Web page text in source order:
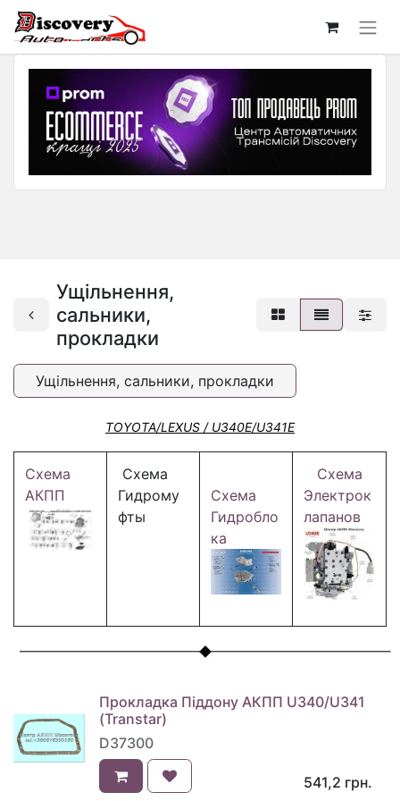
Ущільнення,
сальники,
прокладки
Ущільнення, сальники, прокладки
TOYOTA/LEXUS / U340E/U341E
Схема
АКПП
Схема
Гидрому
фты
Схема
Гидробло
ка
Схема
Электрок
лапанов
Прокладка Піддону АКПП U340/U341
(Transtar)
D37300
541,2 грн.